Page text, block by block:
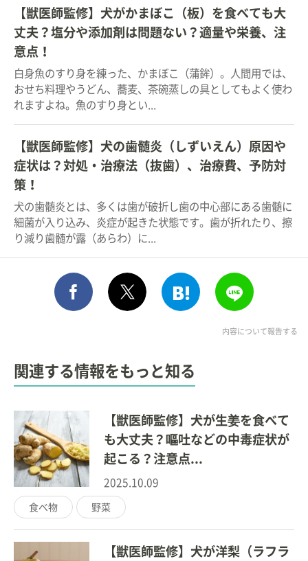
【獣医師監修】犬がかまぼこ（板）を食べても大
丈夫？塩分や添加剤は問題ない？適量や栄養、注
意点！
白身魚のすり身を練った、かまぼこ（蒲鉾）。人間用では、
おせち料理やうどん、蕎麦、茶碗蒸しの具としてもよく使わ
れますよね。魚のすり身とい...
【獣医師監修】犬の歯髄炎（しずいえん）原因や
症状は？対処・治療法（抜歯）、治療費、予防対
策！
犬の歯髄炎とは、多くは歯が破折し歯の中心部にある歯髄に
細菌が入り込み、炎症が起きた状態です。歯が折れたり、擦
り減り歯髄が露（あらわ）に...
シェア このエントリーをはて
内容について報告する
関連する情報をもっと知る
【獣医師監修】犬が生姜を食べて
も大丈夫？嘔吐などの中毒症状が
起こる？注意点...
2025.10.09
食べ物 野菜
【獣医師監修】犬が洋梨（ラフラ